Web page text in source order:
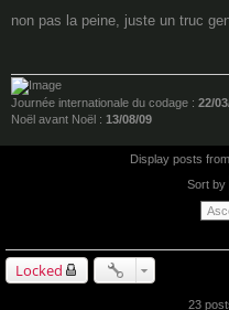
s
non pas la peine, juste un truc
Journée internationale du codage : 22/
Noël avant Noël : 13/08/09
Display posts
Sort by
Locked
23